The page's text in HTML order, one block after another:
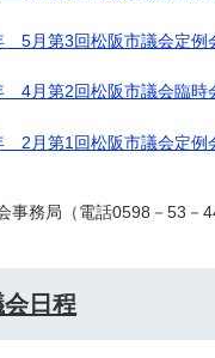
5月第3回松阪市議会定例
4月第2回松阪市議会臨時
2月第1回松阪市議会定例
務局（電話0598－53－
日程